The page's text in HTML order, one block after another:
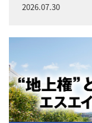
2026.07.30